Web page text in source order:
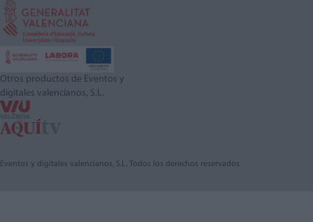
Otros productos de Eventos y
digitales valencianos, S.L.
Eventos y digitales valencianos, S.L. Todos los derechos reservados